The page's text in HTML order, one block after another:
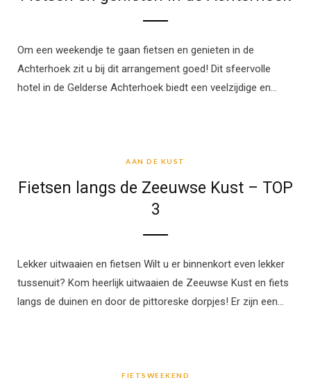
Om een weekendje te gaan fietsen en genieten in de
Achterhoek zit u bij dit arrangement goed! Dit sfeervolle
hotel in de Gelderse Achterhoek biedt een veelzijdige en…
AAN DE KUST
Fietsen langs de Zeeuwse Kust – TOP
3
Lekker uitwaaien en fietsen Wilt u er binnenkort even lekker
tussenuit? Kom heerlijk uitwaaien de Zeeuwse Kust en fiets
langs de duinen en door de pittoreske dorpjes! Er zijn een…
FIETSWEEKEND